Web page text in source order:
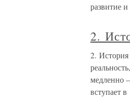
развитие
2.
2.
медленно
вступает в